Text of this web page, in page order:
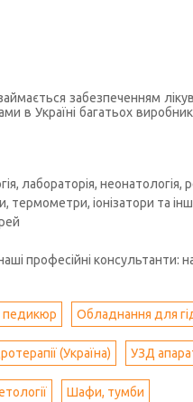
забезпеченням
в Україні багатьох
лабораторія, неонатологія,
іонізатори та
професійні консультанти:
педикюр Обладнання для
(Україна) УЗД
Шафи, тумби